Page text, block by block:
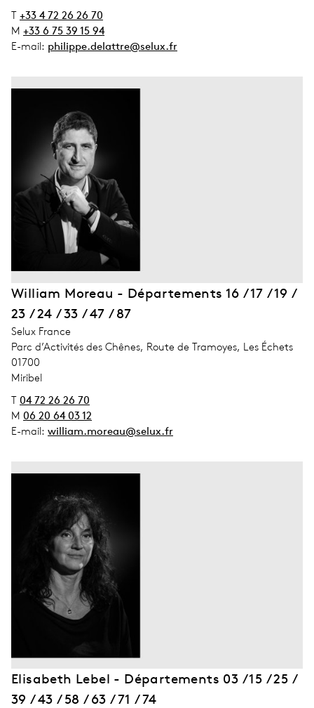
T +33 4 72 26 26 70
M +33 6 75 39 15 94
E-mail: philippe.delattre@selux.fr
William Moreau - Départements 16 / 17 / 19 /
23 / 24 / 33 / 47 / 87
address_company
Selux France
address_street_1
Parc d’Activités des Chênes, Route de Tramoyes, Les Échets
address_zip_code
01700
address_city
Miribel
T 04 72 26 26 70
M 06 20 64 03 12
E-mail: william.moreau@selux.fr
Elisabeth Lebel - Départements 03 / 15 / 25 /
39 / 43 / 58 / 63 / 71 / 74